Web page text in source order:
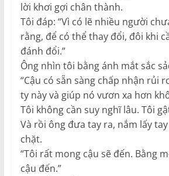
lời khơi gợi chân thành.
Tôi đáp: “Vì có lẽ nhiều người
rằng, để có thể thay đổi, đôi khi
đánh đổi.”
Ông nhìn tôi bằng ánh mắt sắc
“Cậu có sẵn sàng chấp nhận rủi
ty này và giúp nó vươn xa hơn
Tôi không cần suy nghĩ lâu. Tôi
Và rồi ông đưa tay ra, nắm lấy
chặt.
“Tôi rất mong cậu sẽ đến. Bằng
cậu đến.”